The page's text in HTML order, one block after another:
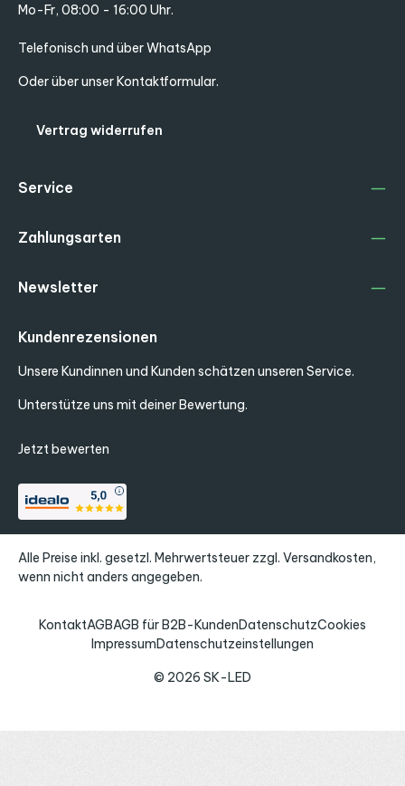
Mo-Fr, 08:00 - 16:00 Uhr.
Telefonisch und über WhatsApp
Oder über unserKontaktformular.
Vertrag widerrufen
Service
Zahlungsarten
Kundenrezensionen
Unsere Kundinnen und Kunden schätzen unseren Service.
Unterstütze uns mit deiner Bewertung.
Jetzt bewerten
Newsletter
Alle Preise inkl. gesetzl. Mehrwertsteuer zzgl. Versandkosten,
wenn nicht anders angegeben.
© 2026 SK-LED
KontaktAGBAGB für B2B-KundenDatenschutzCookies
ImpressumDatenschutzeinstellungen